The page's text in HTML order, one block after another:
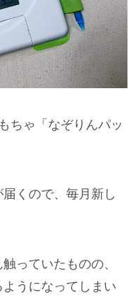
ちゃ「なぞりんパッ
くので、毎月新し
っていたものの、
うになってしまい